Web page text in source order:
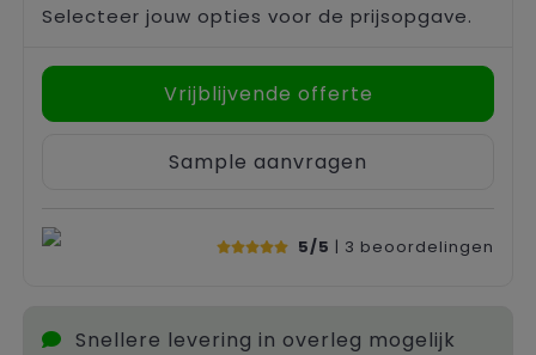
Selecteer jouw opties voor de prijsopgave.
Vrijblijvende offerte
Sample aanvragen
5/5 | 3 beoordelingen
Snellere levering in overleg mogelijk